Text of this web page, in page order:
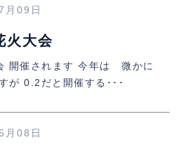
月09日
火大会
開催されます 今年は 微かに
が 0.2だと開催する･･･
月08日